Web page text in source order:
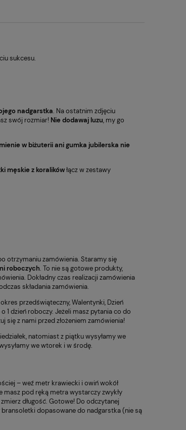
sukcesu.
nadgarstka. Na ostatnim zdjęciu
swój rozmiar! Nie dodawaj luzu, my go
w biżuterii ani gumka jubilerska nie
męskie z koralikówłącz w zestawy
otrzymaniu zamówienia. Staramy się
roboczych. To nie są gotowe produkty,
Dokładny czas realizacji zamówienia
składania zamówienia.
przedświąteczny, Walentynki, Dzień
1 dzień roboczy. Jeżeli masz pytania co do
z nami przed złożeniem zamówienia!
natomiast z piątku wysyłamy we
we wtorek i w środę.
– weź metr krawiecki i owiń wokół
pod ręką metra wystarczy zwykły
długość. Gotowe! Do odczytanej
dopasowane do nadgarstka (nie są